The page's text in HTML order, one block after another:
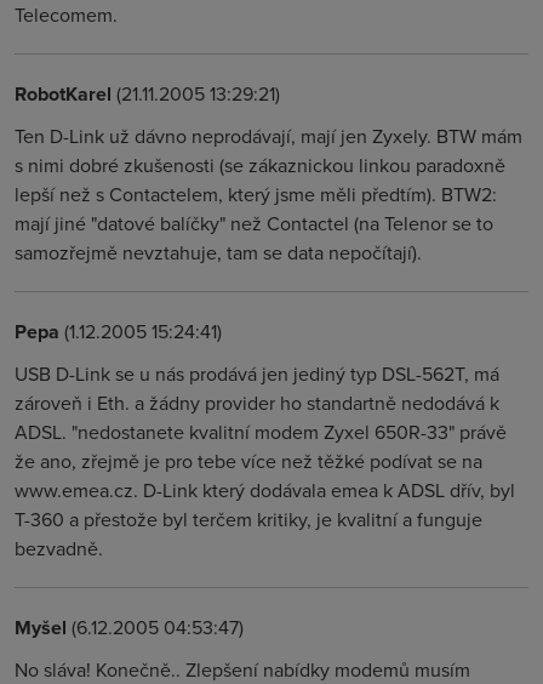
Telecomem.
RobotKarel (21.11.2005 13:29:21)
Ten D-Link už dávno neprodávají, mají jen Zyxely. BTW mám
s nimi dobré zkušenosti (se zákaznickou linkou paradoxně
lepší než s Contactelem, který jsme měli předtím). BTW2:
mají jiné "datové balíčky" než Contactel (na Telenor se to
samozřejmě nevztahuje, tam se data nepočítají).
Pepa (1.12.2005 15:24:41)
USB D-Link se u nás prodává jen jediný typ DSL-562T, má
zároveň i Eth. a žádny provider ho standartně nedodává k
ADSL. "nedostanete kvalitní modem Zyxel 650R-33" právě
že ano, zřejmě je pro tebe více než těžké podívat se na
www.emea.cz. D-Link který dodávala emea k ADSL dřív, byl
T-360 a přestože byl terčem kritiky, je kvalitní a funguje
bezvadně.
Myšel (6.12.2005 04:53:47)
No sláva! Konečně.. Zlepšení nabídky modemů musím